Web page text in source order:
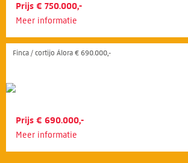
Prijs € 750.000,-
Meer informatie
Finca / cortijo Álora € 690.000,-
Prijs € 690.000,-
Meer informatie